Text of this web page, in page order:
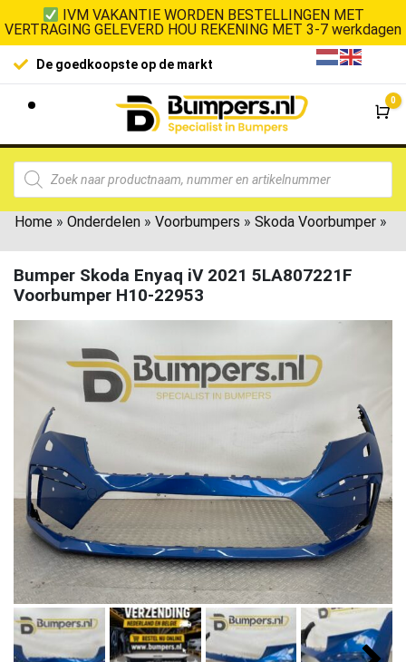
IVM VAKANTIE WORDEN BESTELLINGEN MET
VERTRAGING GELEVERD HOU REKENING MET 3-7 werkdagen
De goedkoopste op de markt
0
Home » Onderdelen » Voorbumpers » Skoda Voorbumper »
Bumper Skoda Enyaq iV 2021 5LA807221F
Voorbumper H10-22953